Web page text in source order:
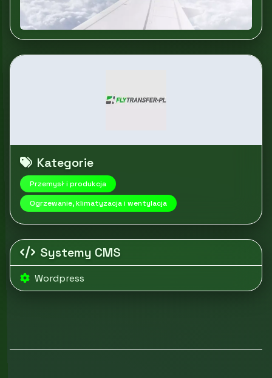
Kategorie
Przemysł i produkcja
Ogrzewanie, klimatyzacja i wentylacja
Systemy CMS
Wordpress